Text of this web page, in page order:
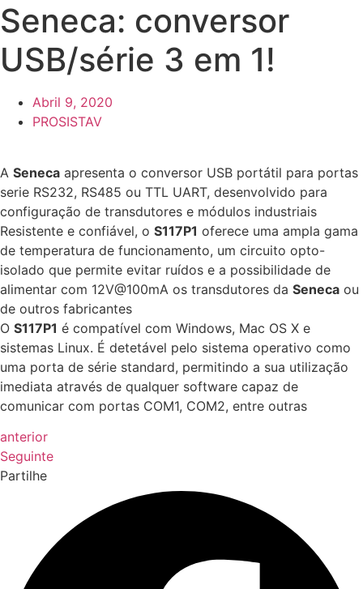
Seneca: conversor
USB/série 3 em 1!
Abril 9, 2020
PROSISTAV
A Seneca apresenta o conversor USB portátil para portas
serie RS232, RS485 ou TTL UART, desenvolvido para
configuração de transdutores e módulos industriais
Resistente e confiável, o S117P1 oferece uma ampla gama
de temperatura de funcionamento, um circuito opto-
isolado que permite evitar ruídos e a possibilidade de
alimentar com 12V@100mA os transdutores da Seneca ou
de outros fabricantes
O S117P1 é compatível com Windows, Mac OS X e
sistemas Linux. É detetável pelo sistema operativo como
uma porta de série standard, permitindo a sua utilização
imediata através de qualquer software capaz de
comunicar com portas COM1, COM2, entre outras
anterior
Seguinte
Partilhe